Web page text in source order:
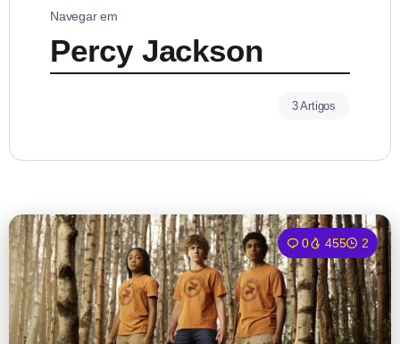
Navegar em
Percy Jackson
3 Artigos
0 455 2